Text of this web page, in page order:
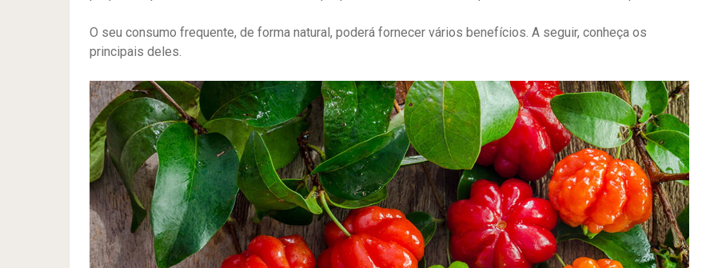
O seu consumo frequente, de forma natural, poderá fornecer vários benefícios. A seguir, conheça os
principais deles.